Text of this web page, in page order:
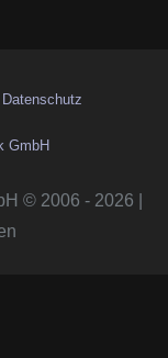
Datenschutz
GmbH
© 2006 - 2026 |